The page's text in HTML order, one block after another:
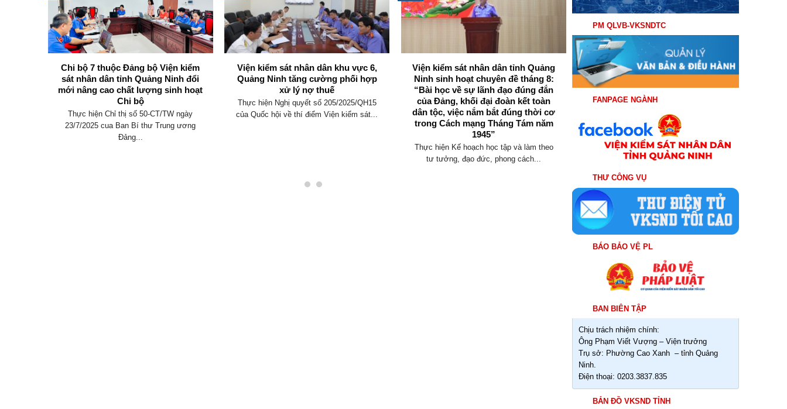
Chi bộ 7 thuộc Đảng bộ Viện kiểm
sát nhân dân tỉnh Quảng Ninh đổi
mới nâng cao chất lượng sinh hoạt
Chi bộ
Thực hiện Chỉ thị số 50-CT/TW ngày
23/7/2025 cua Ban Bí thư Trung ương
Đảng...
Viện kiểm sát nhân dân khu vực 6,
Quảng Ninh tăng cường phối hợp
xử lý nợ thuế
Thực hiện Nghị quyết số 205/2025/QH15
của Quốc hội về thí điểm Viện kiểm sát...
Viện kiểm sát nhân dân tỉnh Quảng
Ninh sinh hoạt chuyên đề tháng 8:
“Bài học về sự lãnh đạo đúng đắn
của Đảng, khối đại đoàn kết toàn
dân tộc, việc nắm bắt đúng thời cơ
trong Cách mạng Tháng Tám năm
1945”
Thực hiện Kế hoạch học tập và làm theo
tư tưởng, đạo đức, phong cách...
Viện kiểm sát nhân dân tỉnh Quảng
Ninh tổ chức Hội nghị giao ban trực
tuyến triển khai nhiệm vụ trọng tâm
tháng 8/2026
Sáng ngày 03/8/2026, Viện kiểm sát nhân
dân (VKSND) tỉnh Quảng Ninh tổ chức
Hội...
PM QLVB-VKSNDTC
FANPAGE NGÀNH
THƯ CÔNG VỤ
BÁO BẢO VỆ PL
BAN BIÊN TẬP
Chịu trách nhiệm chính:
Ông Phạm Viết Vượng – Viện trưởng
Trụ sở: Phường Cao Xanh – tỉnh Quảng
Ninh.
Điện thoại: 0203.3837.835
BẢN ĐỒ VKSND TỈNH